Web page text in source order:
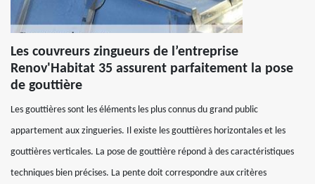
Les couvreurs zingueurs de l’entreprise
Renov'Habitat 35 assurent parfaitement la pose
de gouttière
Les gouttières sont les éléments les plus connus du grand public
appartement aux zingueries. Il existe les gouttières horizontales et les
gouttières verticales. La pose de gouttière répond à des caractéristiques
techniques bien précises. La pente doit correspondre aux critères